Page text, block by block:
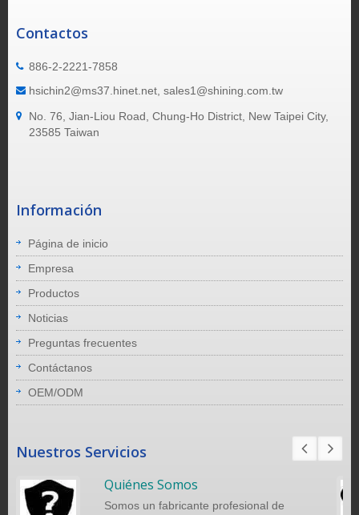
Contactos
886-2-2221-7858
hsichin2@ms37.hinet.net, sales1@shining.com.tw
No. 76, Jian-Liou Road, Chung-Ho District, New Taipei City,
23585 Taiwan
Información
Página de inicio
Empresa
Productos
Noticias
Preguntas frecuentes
Contáctanos
OEM/ODM
Nuestros Servicios
Quiénes Somos
Somos un fabricante profesional de